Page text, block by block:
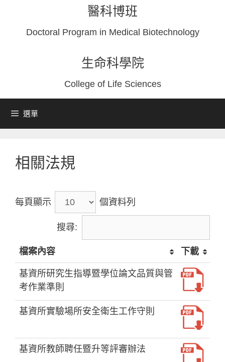
醫科博班
Doctoral Program in Medical Biotechnology
生命科學院
College of Life Sciences
選單
相關法規
每頁顯示 個資料列
搜尋:
檔案內容 下載
基資所研究生指導暨學位論文品質與管
考作業準則
基資所實驗場所安全衛生工作守則
基資所教師聘任暨升等評審辦法